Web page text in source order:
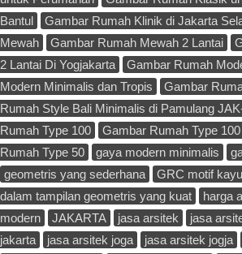
Bantul
Gambar Rumah Klinik di Jakarta
Mewah
Gambar Rumah Mewah 2 Lantai
2 Lantai Di Yogjakarta
Gambar Rumah
Modern Minimalis dan Tropis
Gambar
Rumah Style Bali Minimalis di Pamulang
Rumah Type 100
Gambar Rumah Type
Rumah Type 50
gaya modern minimalis
geometris yang sederhana
GRC motif kayu
dalam tampilan geometris yang kuat
harga
modern
JAKARTA jasa arsitek jasa
jakarta
jasa arsitek joga jasa arsitek jogja